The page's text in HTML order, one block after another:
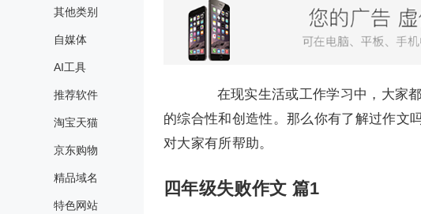
其他类别
自媒体
AI工具
推荐软件
淘宝天猫
京东购物
精品域名
特色网站
在现实生活或工作学习中，大家都
的综合性和创造性。那么你有了解过作文
对大家有所帮助。
四年级失败作文 篇1